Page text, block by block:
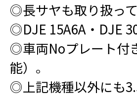
◎長サヤも取り扱っ
◎DJE 15A6A・DJE
◎車両Noプレート付
能）。
◎上記機種以外にも